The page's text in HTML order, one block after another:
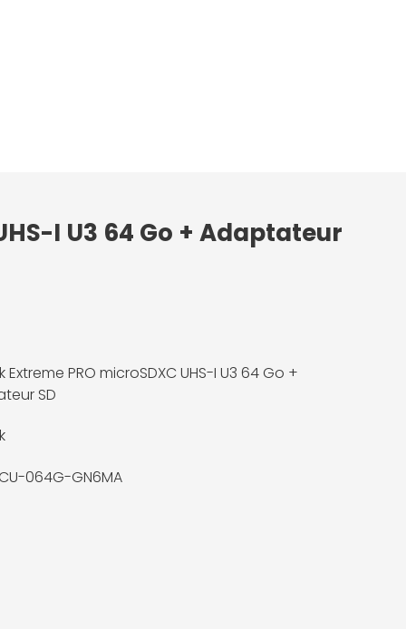
I U3 64 Go + Adaptateur
Extreme PRO microSDXC UHS-I U3 64 Go +
SD
064G-GN6MA